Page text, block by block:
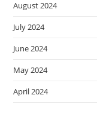
August 2024
July 2024
June 2024
May 2024
April 2024